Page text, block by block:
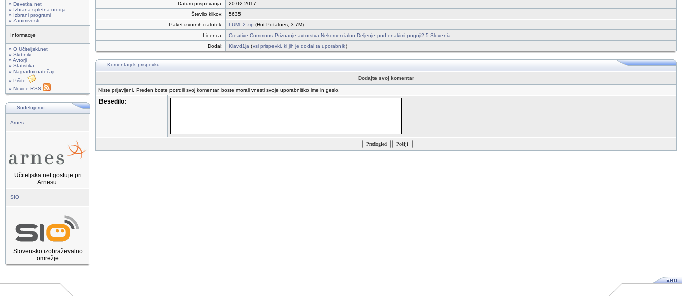
» Devetka.net
» Izbrana spletna orodja
» Izbrani programi
» Zanimivosti
Informacije
» O Učiteljski.net
» Skrbniki
» Avtorji
» Statistika
» Nagradni natečaji
» Pišite
» Novice RSS
Sodelujemo
Arnes
Učiteljska.net gostuje pri
Arnesu.
SIO
Slovensko izobraževalno
omrežje
Datum prispevanja:
20.02.2017
Število klikov:
5635
Paket izvornih datotek:
LUM_2.zip (Hot Potatoes; 3.7M)
Licenca:
Creative Commons Priznanje avtorstva-Nekomercialno-Deljenje pod enakimi pogoji2.5 Slovenia
Dodal:
Klavd1ja (vsi prispevki, ki jih je dodal ta uporabnik)
Komentarji k prispevku
Dodajte svoj komentar
Niste prijavljeni. Preden boste potrdili svoj komentar, boste morali vnesti svoje uporabniško ime in geslo.
Besedilo: